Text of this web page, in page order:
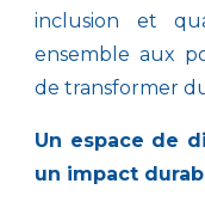
inclusion et
ensemble aux
de transformer
Un espace de
un impact